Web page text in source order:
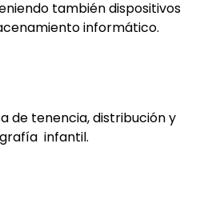
también dispositivos
informático.
de tenencia, distribución y
infantil.